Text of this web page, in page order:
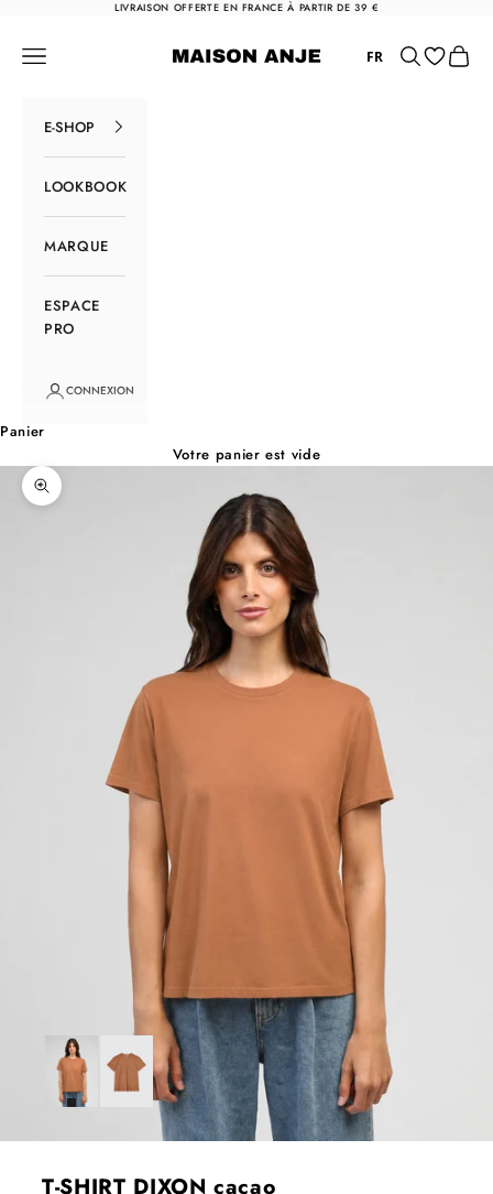
Passer au contenuLIVRAISON OFFERTE EN FRANCE À PARTIR DE 39 €
Maison Anje
Menu FR Rechercher
Panier
E-SHOP
LOOKBOOK
MARQUE
ESPACE
PRO
CONNEXION
Panier
Votre panier est vide
Zoomer sur l'image
T-SHIRT DIXON cacao